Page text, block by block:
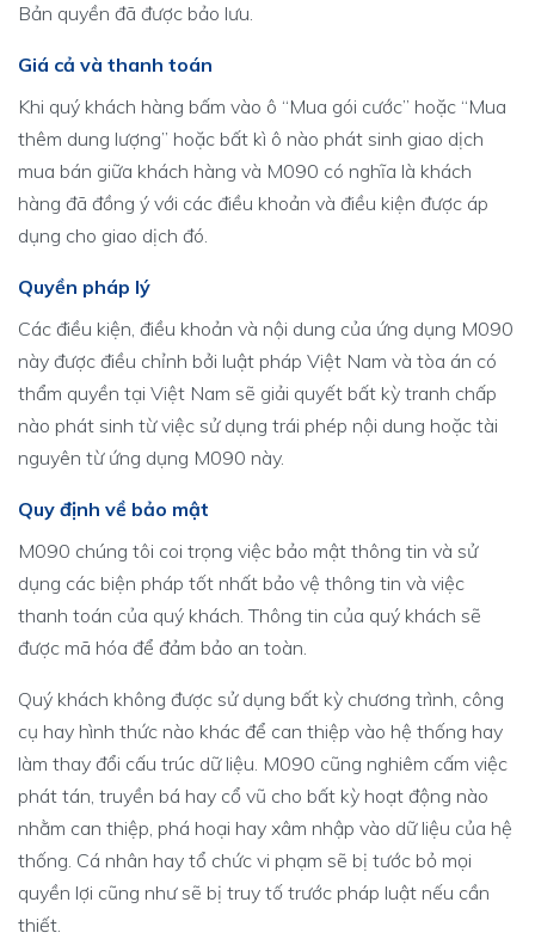
Bản quyền đã được bảo lưu.
Giá cả và thanh toán
Khi quý khách hàng bấm vào ô “Mua gói cước” hoặc “Mua
thêm dung lượng” hoặc bất kì ô nào phát sinh giao dịch
mua bán giữa khách hàng và M090 có nghĩa là khách
hàng đã đồng ý với các điều khoản và điều kiện được áp
dụng cho giao dịch đó.
Quyền pháp lý
Các điều kiện, điều khoản và nội dung của ứng dụng M090
này được điều chỉnh bởi luật pháp Việt Nam và tòa án có
thẩm quyền tại Việt Nam sẽ giải quyết bất kỳ tranh chấp
nào phát sinh từ việc sử dụng trái phép nội dung hoặc tài
nguyên từ ứng dụng M090 này.
Quy định về bảo mật
M090 chúng tôi coi trọng việc bảo mật thông tin và sử
dụng các biện pháp tốt nhất bảo vệ thông tin và việc
thanh toán của quý khách. Thông tin của quý khách sẽ
được mã hóa để đảm bảo an toàn.
Quý khách không được sử dụng bất kỳ chương trình, công
cụ hay hình thức nào khác để can thiệp vào hệ thống hay
làm thay đổi cấu trúc dữ liệu. M090 cũng nghiêm cấm việc
phát tán, truyền bá hay cổ vũ cho bất kỳ hoạt động nào
nhằm can thiệp, phá hoại hay xâm nhập vào dữ liệu của hệ
thống. Cá nhân hay tổ chức vi phạm sẽ bị tước bỏ mọi
quyền lợi cũng như sẽ bị truy tố trước pháp luật nếu cần
thiết.